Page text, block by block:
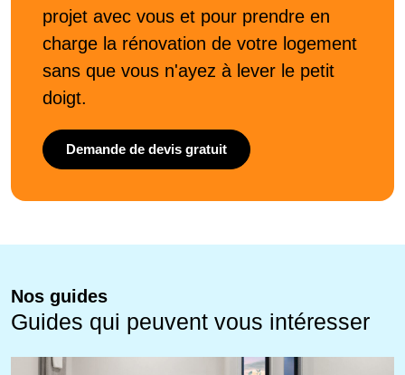
projet avec vous et pour prendre en
charge la rénovation de votre logement
sans que vous n'ayez à lever le petit
doigt.
Demande de devis gratuit
Nos guides
Guides qui peuvent vous intéresser